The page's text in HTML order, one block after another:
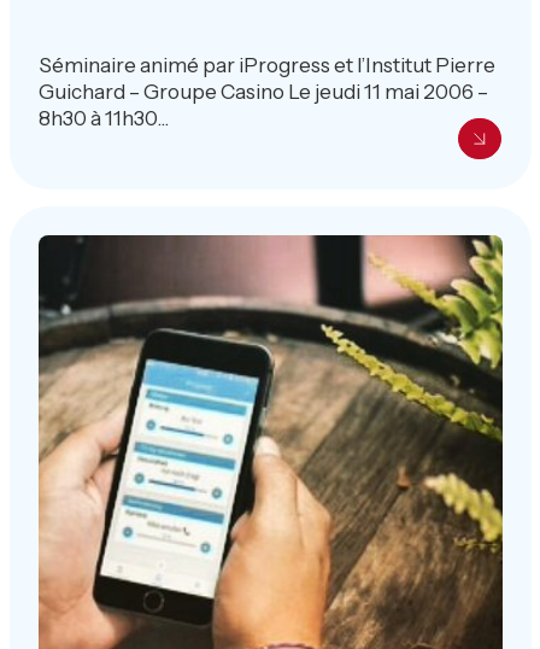
Séminaire animé par iProgress et l’Institut Pierre
Guichard – Groupe Casino Le jeudi 11 mai 2006 –
8h30 à 11h30...